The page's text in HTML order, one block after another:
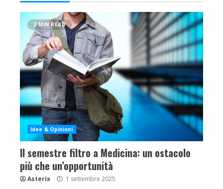
2 MIN READ
Idee & Opinioni
Il semestre filtro a Medicina: un ostacolo
più che un’opportunità
Asterix 1 settembre 2025